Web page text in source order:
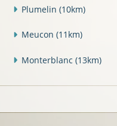
Plumelin (10km)
Meucon (11km)
Monterblanc (13km)